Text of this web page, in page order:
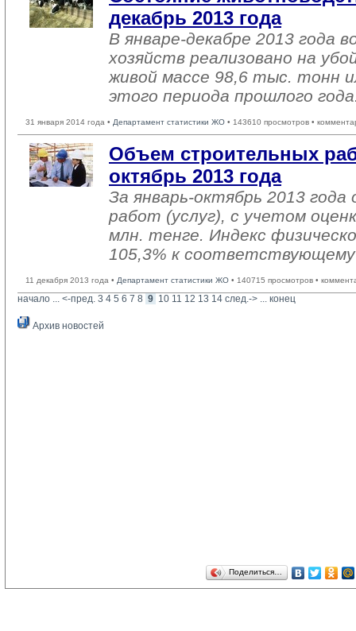
декабрь 2013 года
В январе-декабре 2013 года
хозяйств реализовано на
живой массе 98,6 тыс. тонн
этого периода прошлого
31 января 2014 года • Департамент статистики ЖО • 143610 просмотров •
Объем строительных
октябрь 2013 года
За январь-октябрь 2013
работ (услуг), с учетом
млн. тенге. Индекс
105,3% к соответствующему
11 декабря 2013 года • Департамент статистики ЖО • 140715 просмотров •
начало ... <-пред. 3 4 5 6 7 8 9 10 11 12 13 14 след.-> ... конец
Архив новостей
Поделиться…